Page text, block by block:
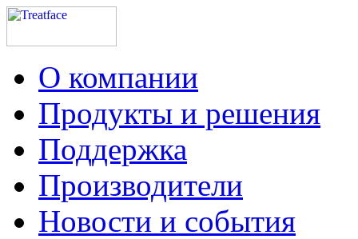
О компании
Продукты и решения
Поддержка
Производители
Новости и события